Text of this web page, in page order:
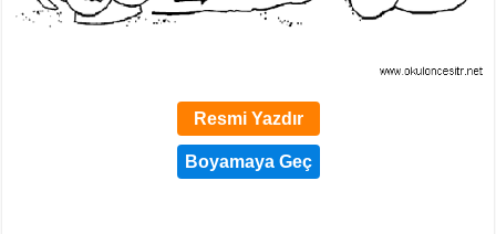
Resmi Yazdır